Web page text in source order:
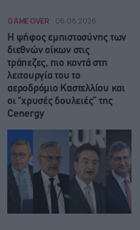
GAME OVER 06.08.2026
Η ψήφος εμπιστοσύνης των
διεθνών οίκων στις
τράπεζες, πιο κοντά στη
λειτουργία του το
αεροδρόμιο Καστελλίου και
οι “χρυσές δουλειές” της
Cenergy